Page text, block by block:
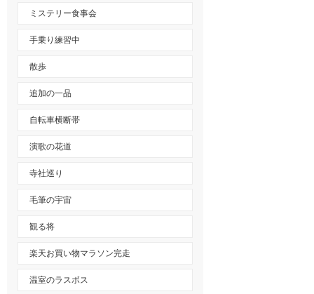
ミステリー食事会
手乗り練習中
散歩
追加の一品
自転車横断帯
演歌の花道
寺社巡り
毛筆の宇宙
観る将
楽天お買い物マラソン完走
温室のラスボス